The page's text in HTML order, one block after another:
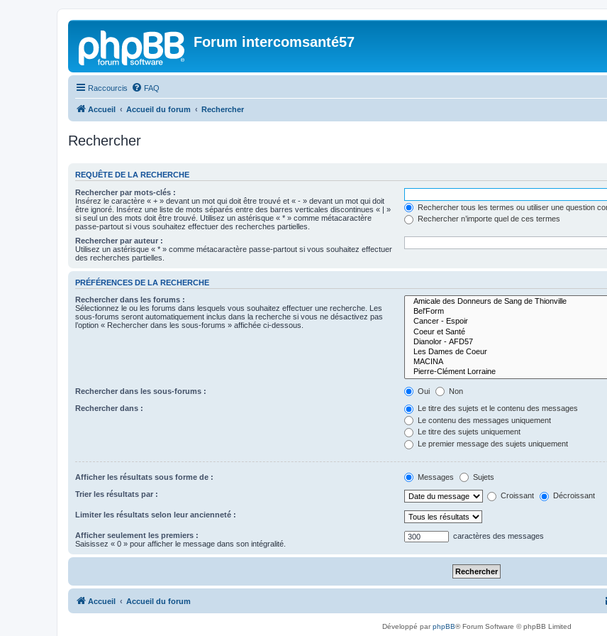
Forum intercomsanté57
Raccourcis FAQ
Accueil Accueil du forum Rechercher
Rechercher
REQUÊTE DE LA RECHERCHE
Rechercher par mots-clés :
Insérez le caractère « + » devant un mot qui doit être trouvé et « - » devant un mot qui doit
être ignoré. Insérez une liste de mots séparés entre des barres verticales discontinues « | »
si seul un des mots doit être trouvé. Utilisez un astérisque « * » comme métacaractère
passe-partout si vous souhaitez effectuer des recherches partielles.
Rechercher tous les termes ou utiliser une question
Rechercher n’importe quel de ces termes
Rechercher par auteur :
Utilisez un astérisque « * » comme métacaractère passe-partout si vous souhaitez effectuer
des recherches partielles.
PRÉFÉRENCES DE LA RECHERCHE
Rechercher dans les forums :
Sélectionnez le ou les forums dans lesquels vous souhaitez effectuer une recherche. Les
sous-forums seront automatiquement inclus dans la recherche si vous ne désactivez pas
l’option « Rechercher dans les sous-forums » affichée ci-dessous.
Rechercher dans les sous-forums : Oui Non
Rechercher dans :
Le titre des sujets et le contenu des messages
Le contenu des messages uniquement
Le titre des sujets uniquement
Le premier message des sujets uniquement
Afficher les résultats sous forme de : Messages Sujets
Trier les résultats par : Croissant Décroissant
Limiter les résultats selon leur ancienneté :
Afficher seulement les premiers :
Saisissez « 0 » pour afficher le message dans son intégralité.
caractères des messages
Accueil Accueil du forum
Développé parphpBB® Forum Software © phpBB Limited